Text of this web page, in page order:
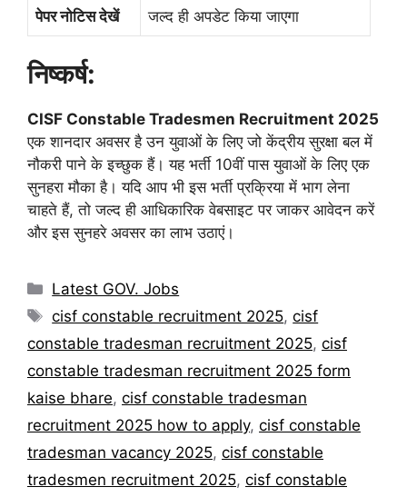
पेपर नोटिस देखें जल्द ही अपडेट किया जाएगा
निष्कर्ष:
CISF Constable Tradesmen Recruitment 2025
एक शानदार अवसर है उन युवाओं के लिए जो केंद्रीय सुरक्षा बल में
नौकरी पाने के इच्छुक हैं। यह भर्ती 10वीं पास युवाओं के लिए एक
सुनहरा मौका है। यदि आप भी इस भर्ती प्रक्रिया में भाग लेना
चाहते हैं, तो जल्द ही आधिकारिक वेबसाइट पर जाकर आवेदन करें
और इस सुनहरे अवसर का लाभ उठाएं।
Categories
Latest GOV. Jobs
Tags
cisf constable recruitment 2025,cisf
constable tradesman recruitment 2025, cisf
constable tradesman recruitment 2025 form
kaise bhare, cisf constable tradesman
recruitment 2025 how to apply, cisf constable
tradesman vacancy 2025, cisf constable
tradesmen recruitment 2025, cisf constable